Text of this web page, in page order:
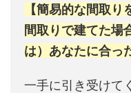
【簡易的な間取り
間取りで建てた場
は）あなたに合っ
一手に引き受けて